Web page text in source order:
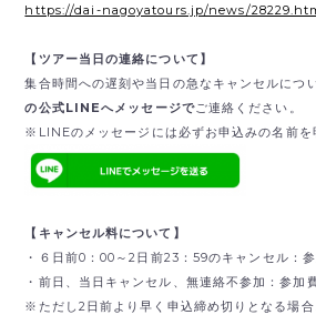
https://dai-nagoyatours.jp/news/
【ツアー当日の連絡について】
集合時間への遅刻や当日の急なキャンセルにつ
の公式LINEへメッセージでご連絡ください。
※LINEのメッセージには必ずお申込みの名前を
【キャンセル料について】
・６日前0：00～2日前23：59のキャンセル：
・前日、当日キャンセル、無連絡不参加：参加
※ただし2日前より早く申込締め切りとなる場